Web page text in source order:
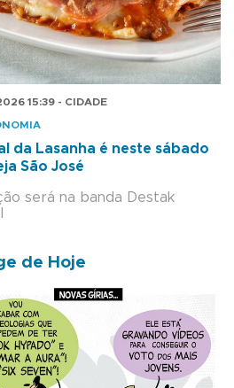
15:39 - CIDADE
da Lasanha é neste sábado
São José
será na banda Destak
de Hoje